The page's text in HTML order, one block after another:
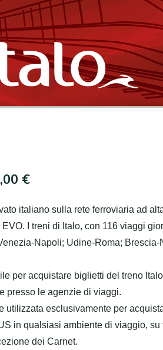
€
italiano sulla rete ferroviaria ad
I treni di Italo, con 116 viaggi
Napoli; Udine-Roma;
per acquistare biglietti del treno
presso le agenzie di viaggi.
utilizzata esclusivamente per
in qualsiasi ambiente di viaggio,
dei Carnet.